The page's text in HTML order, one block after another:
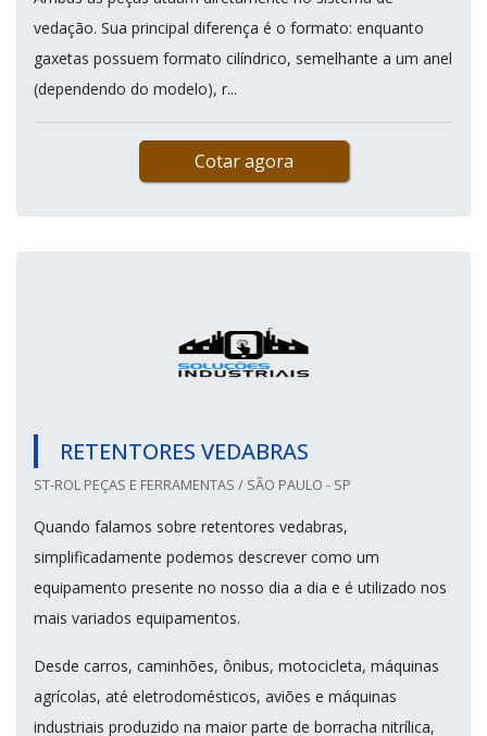
vedação. Sua principal diferença é o formato: enquanto
gaxetas possuem formato cilíndrico, semelhante a um anel
(dependendo do modelo), r...
Cotar agora
RETENTORES VEDABRAS
ST-ROL PEÇAS E FERRAMENTAS / SÃO PAULO - SP
Quando falamos sobre retentores vedabras,
simplificadamente podemos descrever como um
equipamento presente no nosso dia a dia e é utilizado nos
mais variados equipamentos.
Desde carros, caminhões, ônibus, motocicleta, máquinas
agrícolas, até eletrodomésticos, aviões e máquinas
industriais produzido na maior parte de borracha nitrílica,